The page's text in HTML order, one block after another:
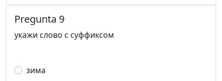
Pregunta 9
укажи слово с суффиксом
зима